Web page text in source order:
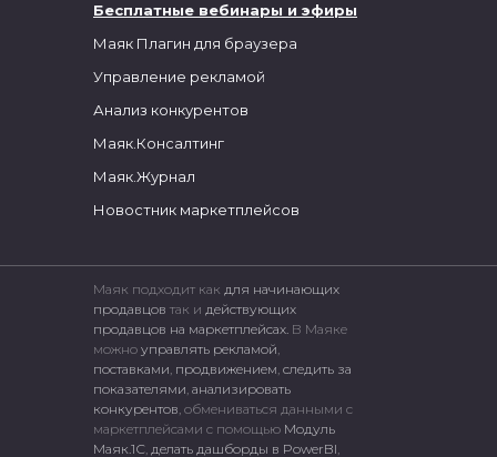
Бесплатные вебинары и эфиры
Маяк Плагин для браузера
Управление рекламой
Анализ конкурентов
Маяк.Консалтинг
Маяк.Журнал
Новостник маркетплейсов
Маяк подходит как для начинающих
продавцов так и действующих
продавцов на маркетплейсах. В Маяке
можно управлять рекламой,
поставками, продвижением, следить за
показателями, анализировать
конкурентов, обмениваться данными с
маркетплейсами c помощью Модуль
Маяк.1С, делать дашборды в PowerBI,